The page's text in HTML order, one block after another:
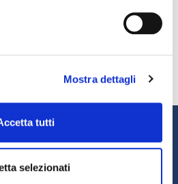
Mostra dettagli
tutti
selezionati
Eventi e Formazione